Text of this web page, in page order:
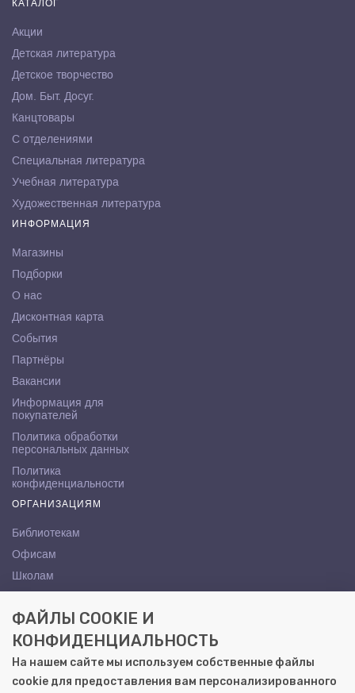
КАТАЛОГ
Акции
Детская литература
Детское творчество
Дом. Быт. Досуг.
Канцтовары
С отделениями
Специальная литература
Учебная литература
Художественная литература
ИНФОРМАЦИЯ
Магазины
Подборки
О нас
Дисконтная карта
События
Партнёры
Вакансии
Информация для
покупателей
Политика обработки
персональных данных
Политика
конфиденциальности
ОРГАНИЗАЦИЯМ
Библиотекам
Офисам
Школам
КОНТАКТЫ
Саратов, ул. Осипова, 10А
+7 (8452) 72-65-65
gemera@moya-kniga.ru
ФАЙЛЫ COOKIE И
КОНФИДЕНЦИАЛЬНОСТЬ
На нашем сайте мы используем собственные файлы
cookie для предоставления вам персонализированного